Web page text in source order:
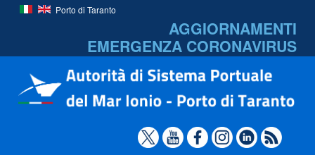
Porto di Taranto
AGGIORNAMENTI
EMERGENZA CORONAVIRUS